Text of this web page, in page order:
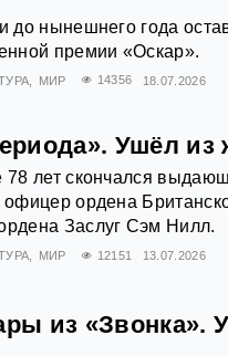
до нынешнего года
премии «Оскар».
МИР 14356 18.07.2026
Ушёл
лет скончался
офицер ордена
Заслуг Сэм Нилл.
МИР 12151 13.07.2026
из «Звонка».